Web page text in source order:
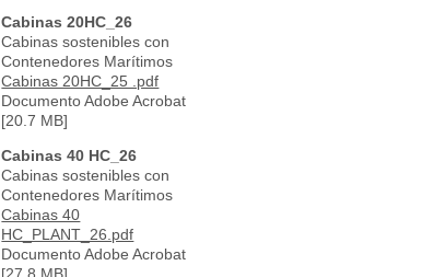
Cabinas 20HC_26
Cabinas sostenibles con
Contenedores Marítimos
Cabinas 20HC_25 .pdf
Documento Adobe Acrobat
[20.7 MB]
Cabinas 40 HC_26
Cabinas sostenibles con
Contenedores Marítimos
Cabinas 40
HC_PLANT_26.pdf
Documento Adobe Acrobat